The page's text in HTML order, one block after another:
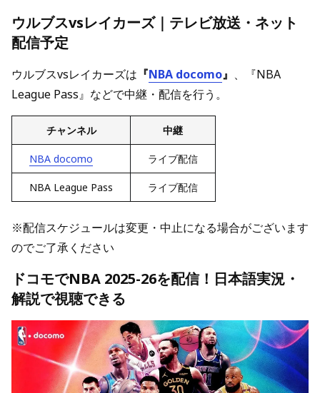
ウルブスvsレイカーズ｜テレビ放送・ネット
配信予定
ウルブスvsレイカーズは 『NBA docomo』 、『NBA
League Pass』などで中継・配信を行う。
チャンネル 中継
NBA docomo ライブ配信
NBA League Pass ライブ配信
※配信スケジュールは変更・中止になる場合がございます
のでご了承ください
ドコモでNBA 2025-26を配信！日本語実況・
解説で視聴できる